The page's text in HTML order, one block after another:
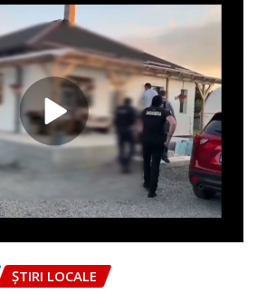
ȘTIRI LOCALE